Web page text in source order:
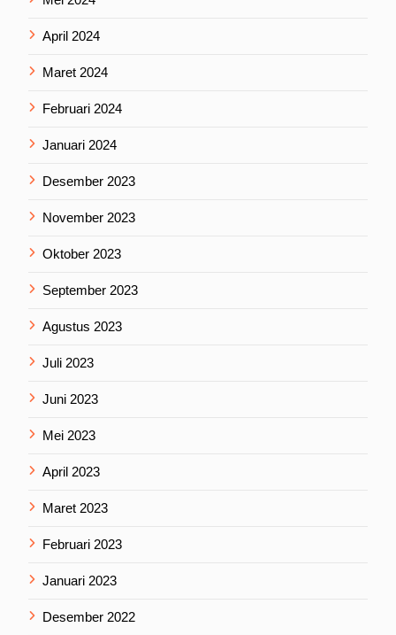
April 2024
Maret 2024
Februari 2024
Januari 2024
Desember 2023
November 2023
Oktober 2023
September 2023
Agustus 2023
Juli 2023
Juni 2023
Mei 2023
April 2023
Maret 2023
Februari 2023
Januari 2023
Desember 2022